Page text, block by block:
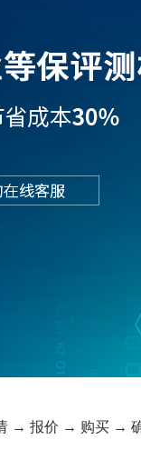
→ 报价 → 购买 →